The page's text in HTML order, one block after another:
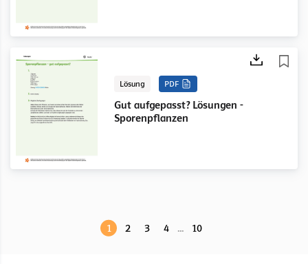
Lösung PDF
Gut aufgepasst? Lösungen -
Sporenpflanzen
1 2 3 4 ... 10